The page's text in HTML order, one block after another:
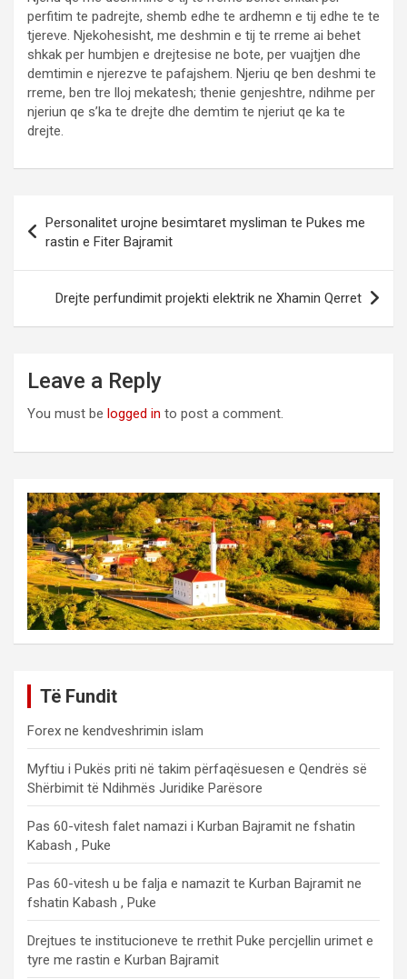
perfitim te padrejte, shemb edhe te ardhemn e tij edhe te te
tjereve. Njekohesisht, me deshmin e tij te rreme ai behet
shkak per humbjen e drejtesise ne bote, per vuajtjen dhe
demtimin e njerezve te pafajshem. Njeriu qe ben deshmi te
rreme, ben tre lloj mekatesh; thenie genjeshtre, ndihme per
njeriun qe s’ka te drejte dhe demtim te njeriut qe ka te
drejte.
navigation
Personalitet urojne besimtaret mysliman te Pukes me
rastin e Fiter Bajramit
Drejte perfundimit projekti elektrik ne Xhamin Qerret
Leave a Reply
You must be logged in to post a comment.
Të Fundit
Forex ne kendveshrimin islam
Myftiu i Pukës priti në takim përfaqësuesen e Qendrës së
Shërbimit të Ndihmës Juridike Parësore
Pas 60-vitesh falet namazi i Kurban Bajramit ne fshatin
Kabash , Puke
Pas 60-vitesh u be falja e namazit te Kurban Bajramit ne
fshatin Kabash , Puke
Drejtues te institucioneve te rrethit Puke percjellin urimet e
tyre me rastin e Kurban Bajramit